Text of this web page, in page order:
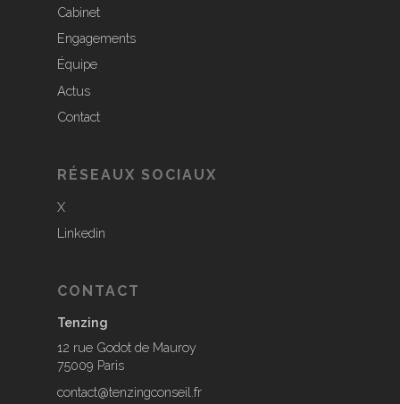
Cabinet
Engagements
Équipe
Actus
Contact
RÉSEAUX SOCIAUX
X
Linkedin
CONTACT
Tenzing
12 rue Godot de Mauroy
75009 Paris
contact@tenzingconseil.fr